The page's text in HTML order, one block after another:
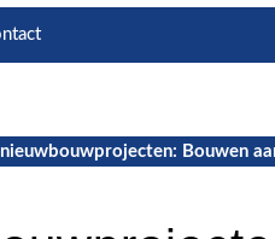
nieuwbouwprojecten: Bouwen